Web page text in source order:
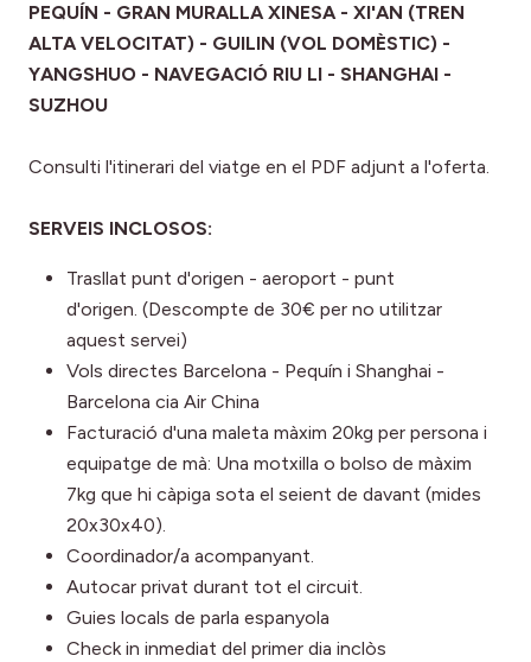
PEQUÍN - GRAN MURALLA XINESA - XI'AN (TREN
ALTA VELOCITAT) - GUILIN (VOL DOMÈSTIC) -
YANGSHUO - NAVEGACIÓ RIU LI - SHANGHAI -
SUZHOU
Consulti l'itinerari del viatge en el PDF adjunt a l'oferta.
SERVEIS INCLOSOS:
Trasllat punt d'origen - aeroport - punt
d'origen. (Descompte de 30€ per no utilitzar
aquest servei)
Vols directes Barcelona - Pequín i Shanghai -
Barcelona cia Air China
Facturació d'una maleta màxim 20kg per persona i
equipatge de mà: Una motxilla o bolso de màxim
7kg que hi càpiga sota el seient de davant (mides
20x30x40).
Coordinador/a acompanyant.
Autocar privat durant tot el circuit.
Guies locals de parla espanyola
Check in inmediat del primer dia inclòs